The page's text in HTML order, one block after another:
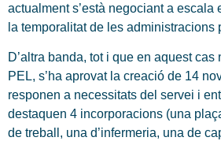
actualment s’està negociant a escala
la temporalitat de les administracions
D’altra banda, tot i que en aquest
PEL, s’ha aprovat la creació de 14
responen a necessitats del servei i
destaquen 4 incorporacions (una
de treball, una d’infermeria, una de